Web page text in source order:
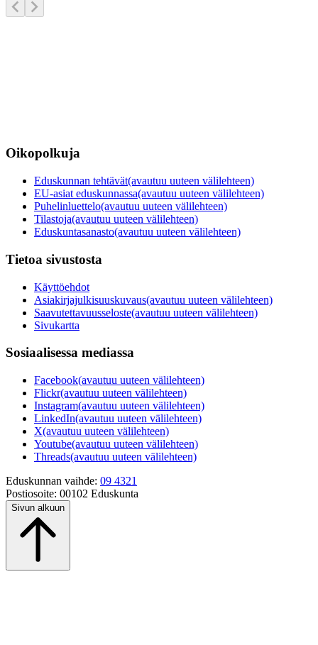
Oikopolkuja
Eduskunnan tehtävät(avautuu uuteen välilehteen)
EU-asiat eduskunnassa(avautuu uuteen välilehteen)
Puhelinluettelo(avautuu uuteen välilehteen)
Tilastoja(avautuu uuteen välilehteen)
Eduskuntasanasto(avautuu uuteen välilehteen)
Tietoa sivustosta
Käyttöehdot
Asiakirjajulkisuuskuvaus(avautuu uuteen välilehteen)
Saavutettavuusseloste(avautuu uuteen välilehteen)
Sivukartta
Sosiaalisessa mediassa
Facebook(avautuu uuteen välilehteen)
Flickr(avautuu uuteen välilehteen)
Instagram(avautuu uuteen välilehteen)
LinkedIn(avautuu uuteen välilehteen)
X(avautuu uuteen välilehteen)
Youtube(avautuu uuteen välilehteen)
Threads(avautuu uuteen välilehteen)
Eduskunnan vaihde: 09 4321
Postiosoite: 00102 Eduskunta
Sivun alkuun